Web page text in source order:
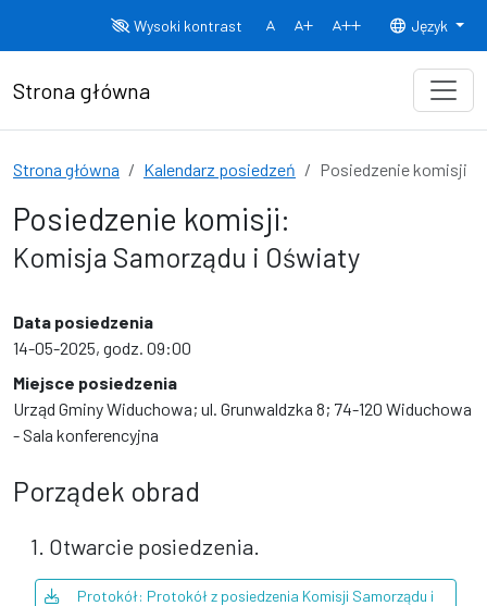
Wysoki kontrast
Normalny rozmiar czcionki
Rozmiar czcionki 150% Rozmiar
Język
Strona główna
Strona główna Kalendarz posiedzeń Posiedzenie komisji
Posiedzenie komisji:
Komisja Samorządu i Oświaty
Data posiedzenia
14-05-2025, godz. 09:00
Miejsce posiedzenia
Urząd Gminy Widuchowa; ul. Grunwaldzka 8; 74-120 Widuchowa
- Sala konferencyjna
Porządek obrad
1. Otwarcie posiedzenia.
Protokół: Protokół z posiedzenia Komisji Samorządu i